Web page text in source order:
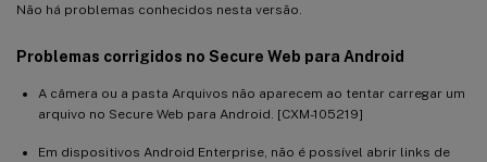
Não há problemas conhecidos nesta versão.
Problemas corrigidos no Secure Web para Android
A câmera ou a pasta Arquivos não aparecem ao tentar carregar um
arquivo no Secure Web para Android. [CXM-105219]
Em dispositivos Android Enterprise, não é possível abrir links de
Secure Web 10.8.65
Secure Web 10.8.60
Secure Web 10.8.55
Secure Web 10.8.50